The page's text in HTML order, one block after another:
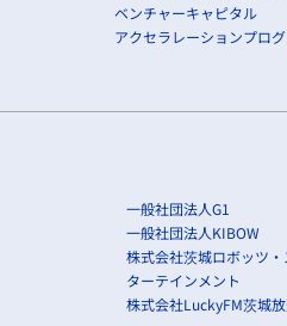
ベンチャーキャピタル
アクセラレーションプロ
一般社団法人G1
一般社団法人KIBOW
株式会社茨城ロボッツ
ターテインメント
株式会社LuckyFM茨城